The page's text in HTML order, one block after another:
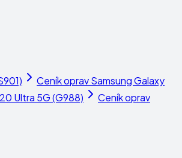
Ceník opravSamsung Galaxy
Ultra 5G (G988)
Ceník oprav